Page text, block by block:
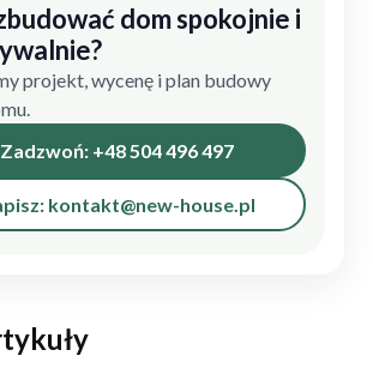
dom spokojnie i
projekt, wycenę i plan budowy
Zadzwoń: +48 504 496 497
kontakt@new-house.pl